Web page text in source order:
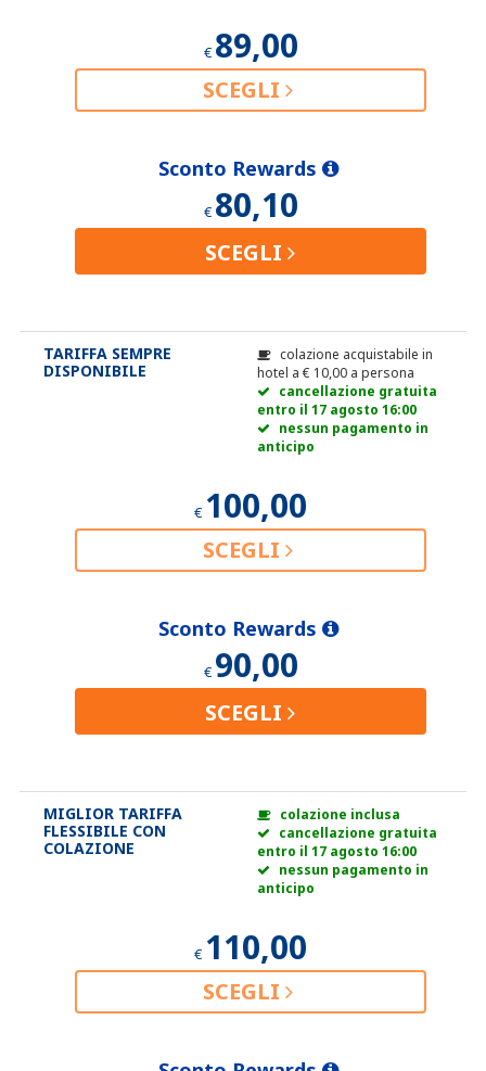
€ 89,00
SCEGLI
Sconto Rewards
€ 80,10
SCEGLI
TARIFFA SEMPRE
DISPONIBILE
colazione acquistabile in
hotel a€ 10,00 a persona
cancellazione gratuita
entro il 17 agosto 16:00
nessun pagamento in
anticipo
€ 100,00
SCEGLI
Sconto Rewards
€ 90,00
SCEGLI
MIGLIOR TARIFFA
FLESSIBILE CON
COLAZIONE
colazione inclusa
cancellazione gratuita
entro il 17 agosto 16:00
nessun pagamento in
anticipo
€ 110,00
SCEGLI